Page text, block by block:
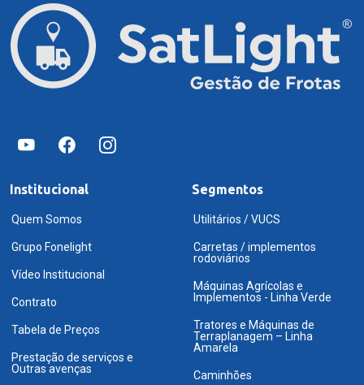
Institucional
Quem Somos
Grupo Fonelight
Vídeo Institucional
Contrato
Tabela de Preços
Prestação de serviços e
Outras avenças
Segmentos
Utilitários / VUCS
Carretas / implementos
rodoviários
Máquinas Agrícolas e
Implementos - Linha Verde
Tratores e Máquinas de
Terraplanagem – Linha
Amarela
Caminhões